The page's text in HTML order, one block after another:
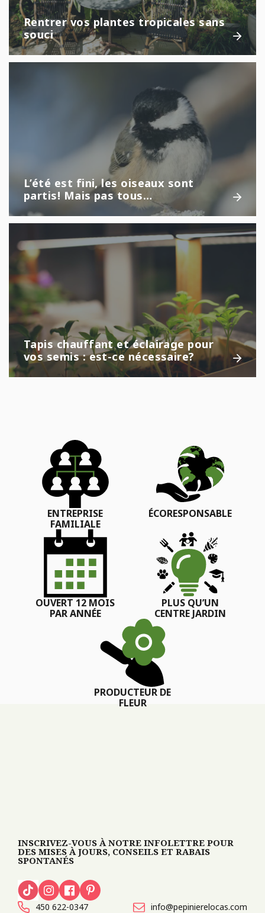
Rentrer vos plantes tropicales sans
souci
L’été est fini, les oiseaux sont
partis! Mais pas tous…
Tapis chauffant et éclairage pour
vos semis : est-ce nécessaire?
ENTREPRISE
FAMILIALE
ÉCORESPONSABLE
OUVERT 12 MOIS
PAR ANNÉE
PLUS QU’UN
CENTRE JARDIN
PRODUCTEUR DE
FLEUR
INSCRIVEZ-VOUS À NOTRE INFOLETTRE POUR
DES MISES À JOURS, CONSEILS ET RABAIS
SPONTANÉS
450 622-0347 info@pepinierelocas.com